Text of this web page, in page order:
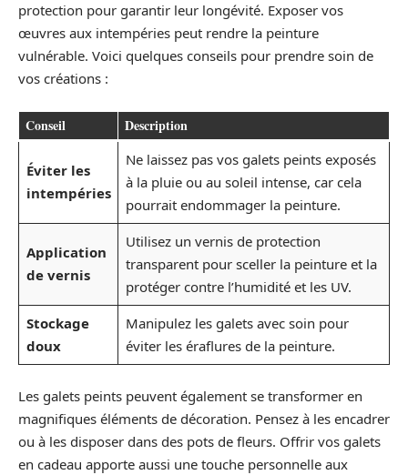
protection pour garantir leur longévité. Exposer vos
œuvres aux intempéries peut rendre la peinture
vulnérable. Voici quelques conseils pour prendre soin de
vos créations :
Conseil Description
Éviter les
intempéries
Ne laissez pas vos galets peints exposés
à la pluie ou au soleil intense, car cela
pourrait endommager la peinture.
Application
de vernis
Utilisez un vernis de protection
transparent pour sceller la peinture et la
protéger contre l’humidité et les UV.
Stockage
doux
Manipulez les galets avec soin pour
éviter les éraflures de la peinture.
Les galets peints peuvent également se transformer en
magnifiques éléments de décoration. Pensez à les encadrer
ou à les disposer dans des pots de fleurs. Offrir vos galets
en cadeau apporte aussi une touche personnelle aux